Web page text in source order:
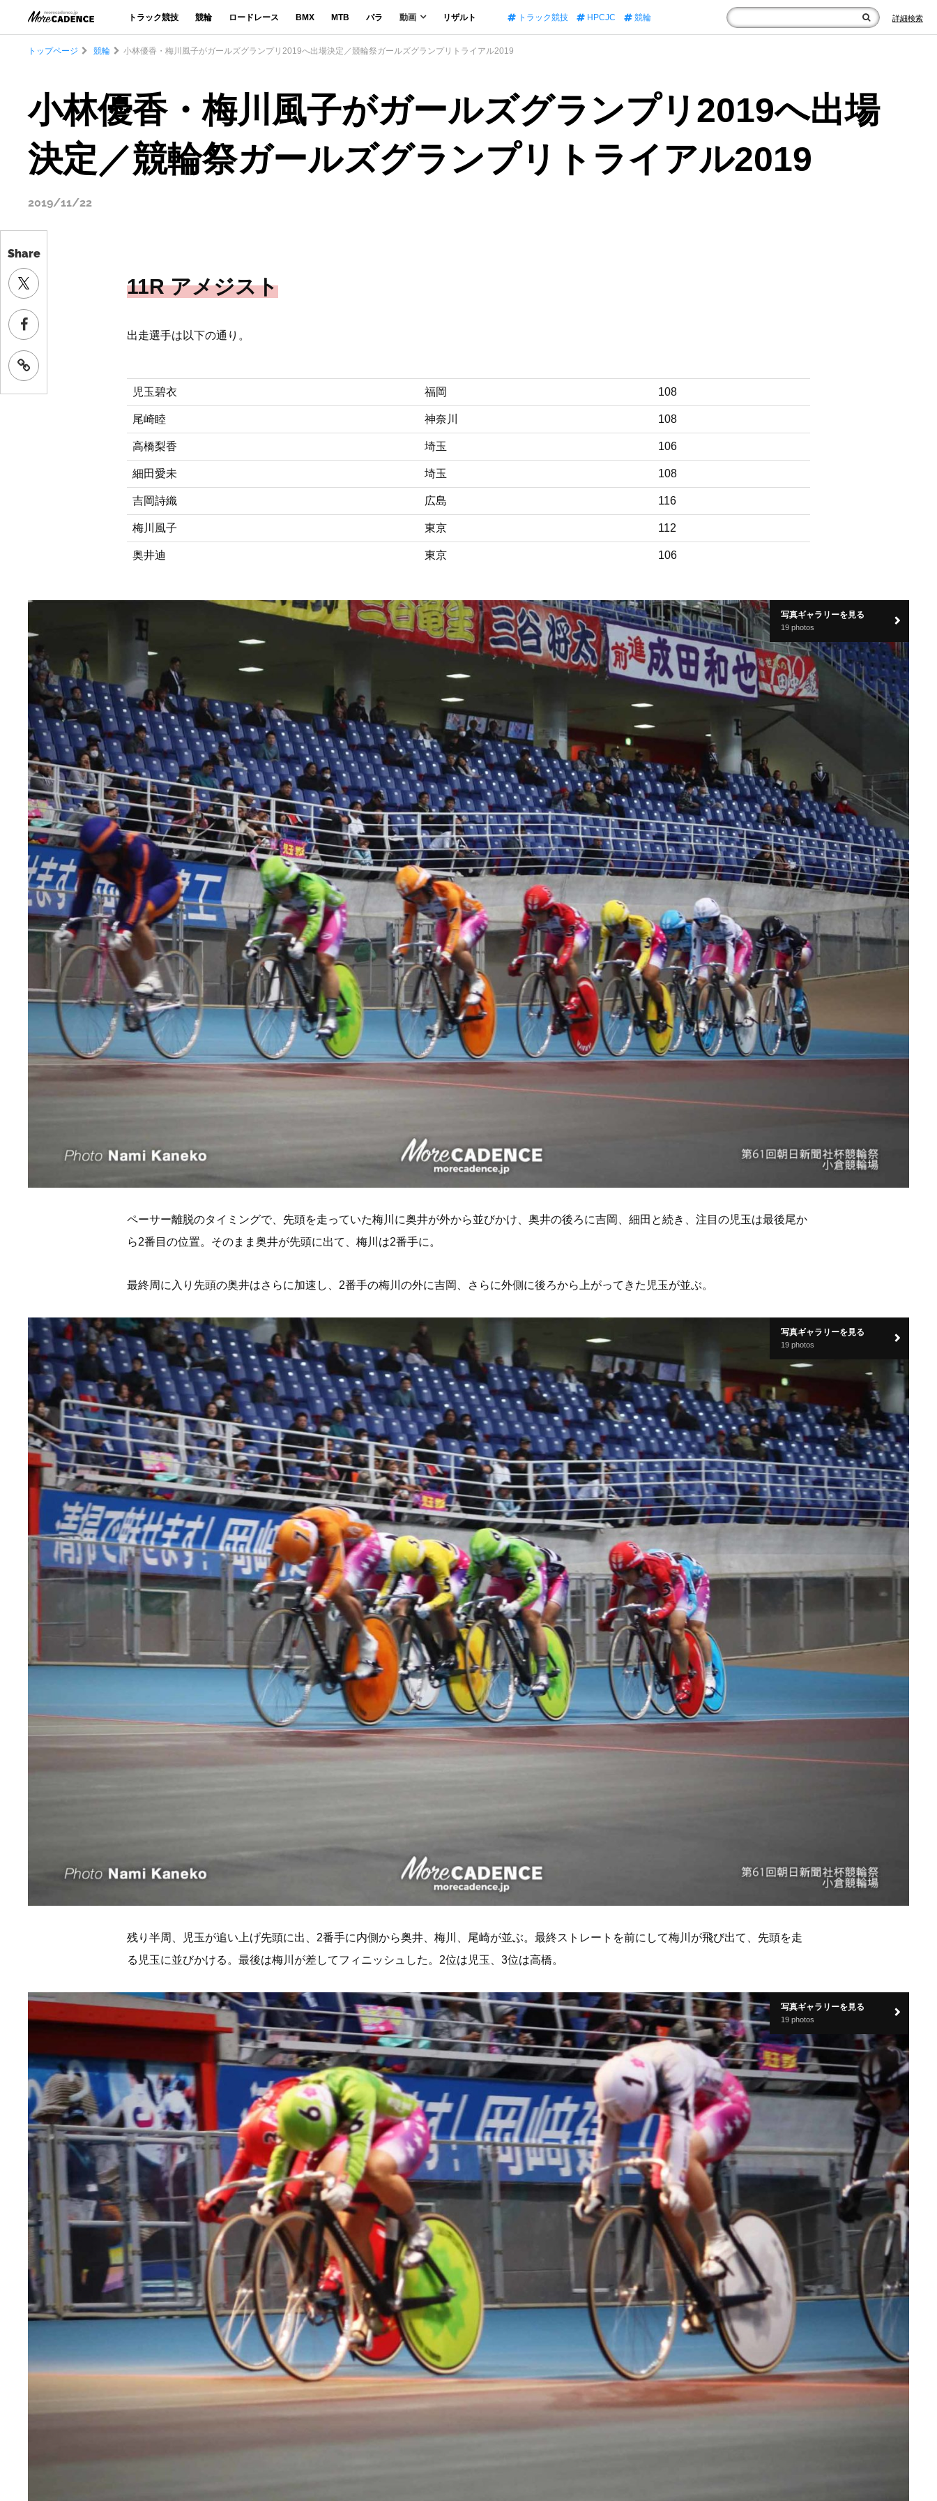
トラック競技 競輪 ロードレース BMX MTB パラ 動画 リザルト トラック競技 HPCJC 競輪 詳細検索
Share
トップページ 競輪 小林優香・梅川風子がガールズグランプリ2019へ出場決定／競輪祭ガールズグランプリトライアル2019
小林優香・梅川風子がガールズグランプリ2019へ出場
決定／競輪祭ガールズグランプリトライアル2019
2019/11/22
11R アメジスト
出走選手は以下の通り。
児玉碧衣 福岡 108
尾崎睦 神奈川 108
高橋梨香 埼玉 106
細田愛未 埼玉 108
吉岡詩織 広島 116
梅川風子 東京 112
奥井迪 東京 106
写真ギャラリーを見る
19 photos
ペーサー離脱のタイミングで、先頭を走っていた梅川に奥井が外から並びかけ、奥井の後ろに吉岡、細田と続き、注目の児玉は最後尾か
ら2番目の位置。そのまま奥井が先頭に出て、梅川は2番手に。
最終周に入り先頭の奥井はさらに加速し、2番手の梅川の外に吉岡、さらに外側に後ろから上がってきた児玉が並ぶ。
写真ギャラリーを見る
19 photos
残り半周、児玉が追い上げ先頭に出、2番手に内側から奥井、梅川、尾崎が並ぶ。最終ストレートを前にして梅川が飛び出て、先頭を走
る児玉に並びかける。最後は梅川が差してフィニッシュした。2位は児玉、3位は高橋。
写真ギャラリーを見る
19 photos